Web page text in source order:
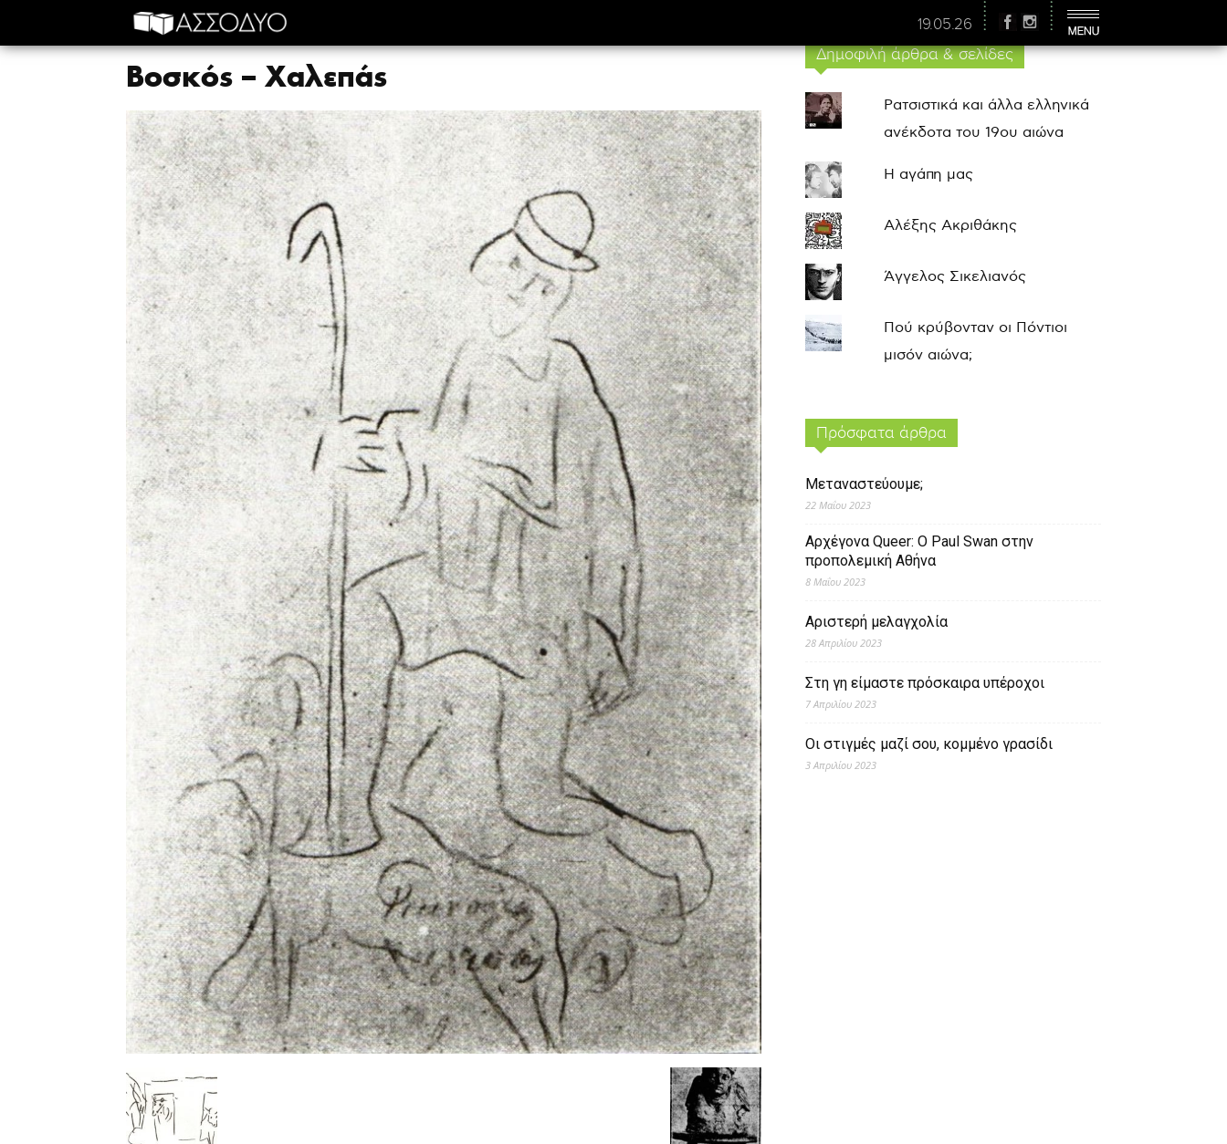
19.05.26
Βοσκός – Χαλεπάς
Δημοφιλή άρθρα & σελίδες
Ρατσιστικά και άλλα ελληνικά
ανέκδοτα του 19ου αιώνα
Η αγάπη μας
Αλέξης Ακριθάκης
Άγγελος Σικελιανός
Πού κρύβονταν οι Πόντιοι
μισόν αιώνα;
Πρόσφατα άρθρα
Μεταναστεύουμε;
22 Μαΐου 2023
Αρχέγονα Queer: O Paul Swan στην
προπολεμική Αθήνα
8 Μαΐου 2023
Αριστερή μελαγχολία
28 Απριλίου 2023
Στη γη είμαστε πρόσκαιρα υπέροχοι
7 Απριλίου 2023
Οι στιγμές μαζί σου, κομμένο γρασίδι
3 Απριλίου 2023